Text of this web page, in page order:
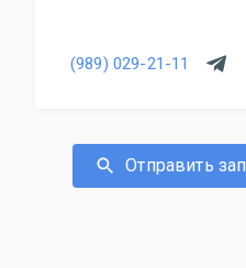
(989) 029-21-11
Отправить